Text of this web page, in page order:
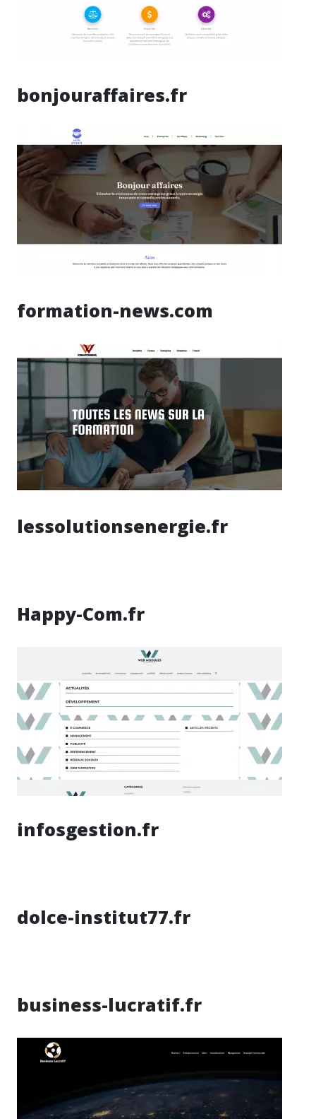
bonjouraffaires.fr
formation-news.com
lessolutionsenergie.fr
Happy-Com.fr
infosgestion.fr
dolce-institut77.fr
business-lucratif.fr